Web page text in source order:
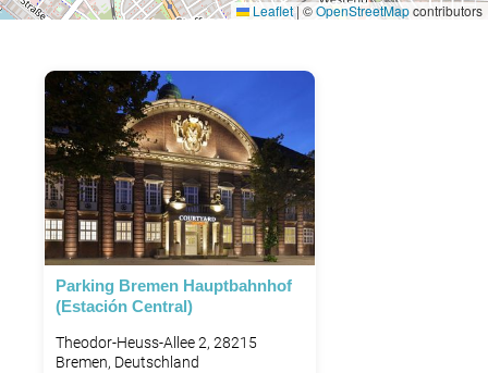
Leaflet|©OpenStreetMapcontributors
Parking Bremen Hauptbahnhof
(Estación Central)
Theodor-Heuss-Allee 2, 28215
Bremen, Deutschland